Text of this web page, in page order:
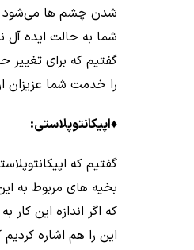
شدن چشم ها می‌شود
شما به حالت ایده آل
گفتیم که برای تغییر
را خدمت شما عزیزان
♦اپیکانتوپلاستی:
گفتیم که
بخیه های مربوط به
که اگر اندازه این
این را هم اشاره